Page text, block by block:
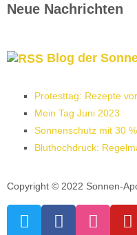
Neue Nachrichten
Blog der
Protesttag: Rezepte
Mein Tag Juni 2023
Sonnenschutz mit 30
Bluthochdruck:
Copyright © 2022 Sonnen-